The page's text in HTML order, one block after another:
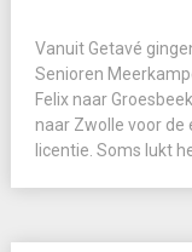
Vanuit Getavé
Senioren
Felix naar
naar Zwolle voor de
licentie. Soms lukt